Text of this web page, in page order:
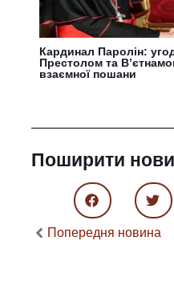
Кардинал Паролін:
Престолом та
взаємної пошани
Поширити
Попередня новина